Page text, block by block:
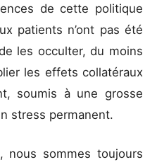
de cette politique
patients n’ont pas été
les occulter, du moins
les effets collatéraux
soumis à une grosse
stress permanent.
nous sommes toujours